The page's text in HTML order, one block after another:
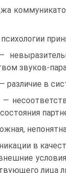
звуков-
различие в
—
в
лица